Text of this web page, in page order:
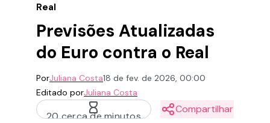
Real
Previsões Atualizadas
do Euro contra o Real
PorJuliana Costa18 de fev. de 2026, 00:00
Editado porJuliana Costa
20 cerca de minutos
Compartilhar